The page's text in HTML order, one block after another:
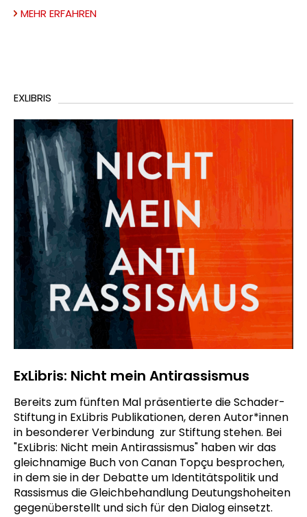
MEHR ERFAHREN
EXLIBRIS
ExLibris: Nicht mein Antirassismus
Bereits zum fünften Mal präsentierte die Schader-
Stiftung in ExLibris Publikationen, deren Autor*innen
in besonderer Verbindung zur Stiftung stehen. Bei
"ExLibris: Nicht mein Antirassismus" haben wir das
gleichnamige Buch von Canan Topçu besprochen,
in dem sie in der Debatte um Identitätspolitik und
Rassismus die Gleichbehandlung Deutungshoheiten
gegenüberstellt und sich für den Dialog einsetzt.